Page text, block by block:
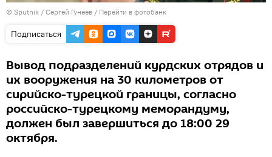
© Sputnik / Сергей Гунеев / Перейти в фотобанк
Подписаться
Вывод подразделений курдских отрядов и
их вооружения на 30 километров от
сирийско-турецкой границы, согласно
российско-турецкому меморандуму,
должен был завершиться до 18:00 29
октября.